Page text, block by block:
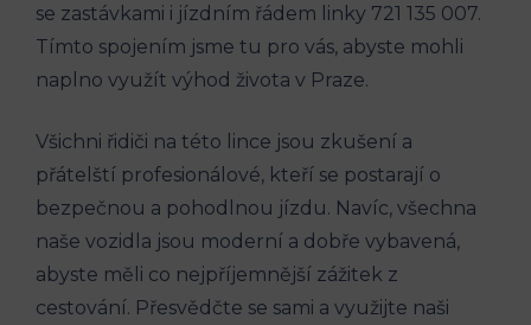
se zastávkami i jízdním řádem ⁢linky 721 135 007.
Tímto spojením jsme tu⁤ pro‌ vás,⁣ abyste mohli
naplno využít výhod života v‌ Praze.
Všichni​ řidiči na této lince jsou zkušení a
přátelští profesionálové, kteří se postarají o
bezpečnou​ a pohodlnou‌ jízdu. Navíc, ⁣všechna
naše⁤ vozidla ⁣jsou ‍moderní ⁤a⁣ dobře vybavená,
abyste měli ​co nejpříjemnější⁤ zážitek z
cestování.⁤ Přesvědčte ⁢se‌ sami ‌a‍ využijte naši